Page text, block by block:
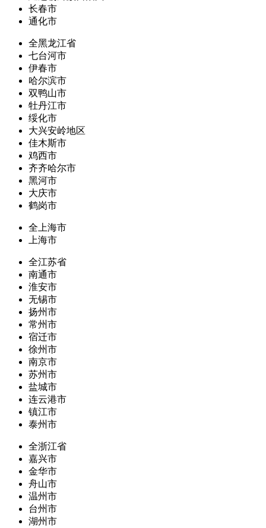
长春市
通化市
全黑龙江省
七台河市
伊春市
哈尔滨市
双鸭山市
牡丹江市
绥化市
大兴安岭地区
佳木斯市
鸡西市
齐齐哈尔市
黑河市
大庆市
鹤岗市
全上海市
上海市
全江苏省
南通市
淮安市
无锡市
扬州市
常州市
宿迁市
徐州市
南京市
苏州市
盐城市
连云港市
镇江市
泰州市
全浙江省
嘉兴市
金华市
舟山市
温州市
台州市
湖州市